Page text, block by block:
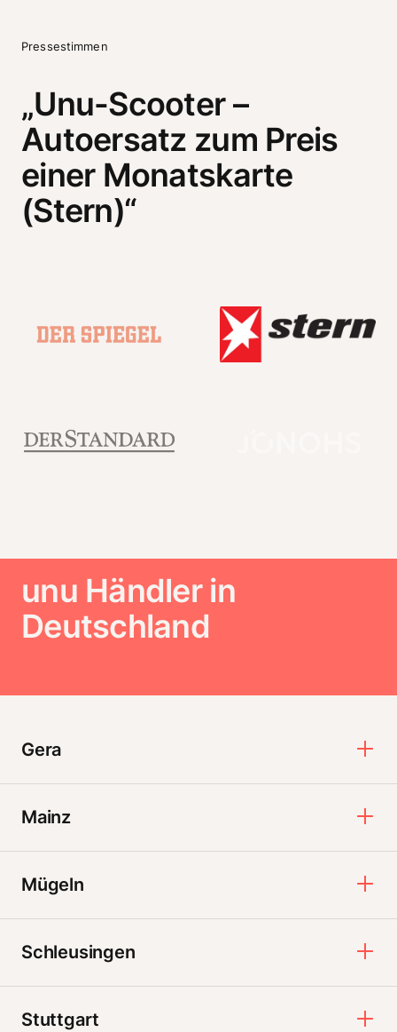
Pressestimmen
„Unu-Scooter –
Autoersatz zum Preis
einer Monatskarte
(Stern)“
unu Händler in
Deutschland
Gera
Mainz
Mügeln
Schleusingen
Stuttgart